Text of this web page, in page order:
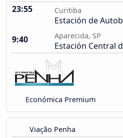
23:55 Curitiba
Estación de
9:40
Aparecida, SP
Estación Central
Económica Premium
Viação Penha